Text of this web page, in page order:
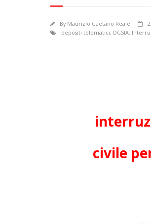
By Maurizio Gaetano Reale
depositi telematici, DGSIA,
civile